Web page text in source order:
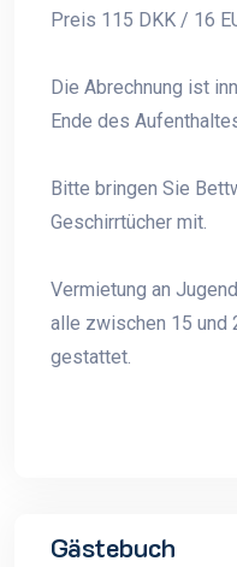
Preis 115 DKK / 16
Die Abrechnung ist
Ende des
Bitte bringen Sie
Geschirrtücher mit.
Vermietung an
alle zwischen 15 und
gestattet.
Gästebuch